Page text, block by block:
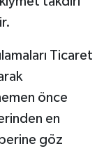
Ticaret
önce
en
göz